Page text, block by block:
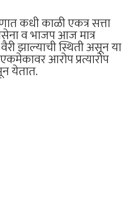
कधी काळी एकत्र सत्ता
व भाजप आज मात्र
झाल्याची स्थिती असून या
आरोप प्रत्यारोप
येतात.